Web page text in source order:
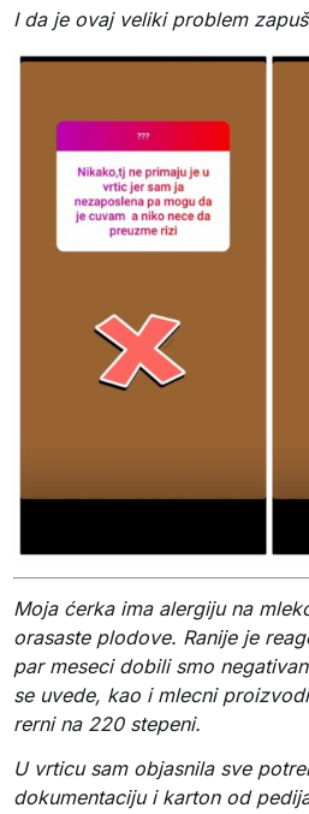
I da je ovaj veliki problem
Moja ćerka ima alergiju na
orasaste plodove. Ranije je
par meseci dobili smo
se uvede, kao i mlecni
rerni na 220 stepeni.
U vrticu sam objasnila sve
dokumentaciju i karton od